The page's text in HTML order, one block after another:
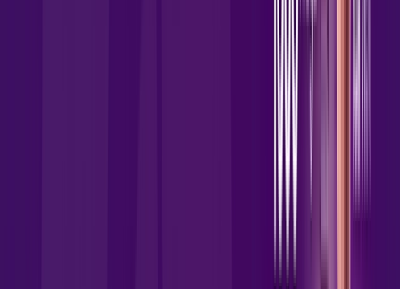
Jogue online com estabilidade, velocidade e sem lag